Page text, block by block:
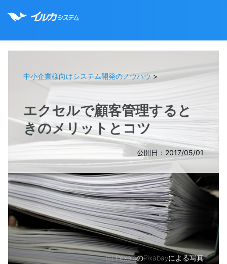
中小企業様向けシステム開発のノウハウ >
エクセルで顧客管理すると
きのメリットとコツ
公開日：2017/05/01
(c)PexelsのPixabayによる写真